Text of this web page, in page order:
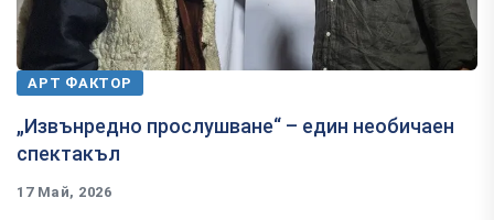
АРТ ФАКТОР
„Извънредно прослушване“ – един необичаен
спектакъл
17 Май, 2026